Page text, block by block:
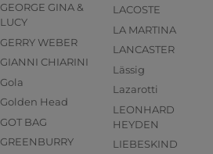
GEORGE GINA &
LUCY
GERRY WEBER
GIANNI CHIARINI
Gola
Golden Head
GOT BAG
GREENBURRY
LACOSTE
LA MARTINA
LANCASTER
Lässig
Lazarotti
LEONHARD
HEYDEN
LIEBESKIND